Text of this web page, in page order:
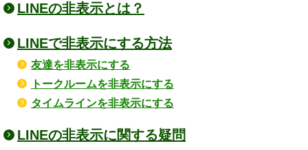
LINEの非表示とは？
LINEで非表示にする方法
友達を非表示にする
トークルームを非表示にする
タイムラインを非表示にする
LINEの非表示に関する疑問